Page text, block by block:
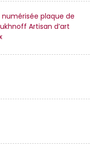
plaque de
Artisan d’art